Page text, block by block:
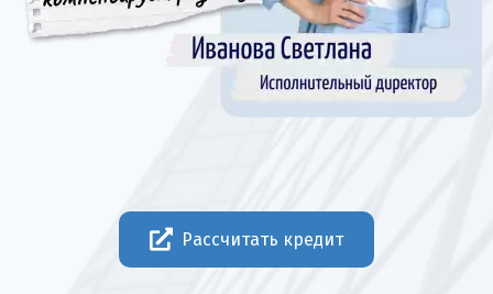
Рассчитать кредит